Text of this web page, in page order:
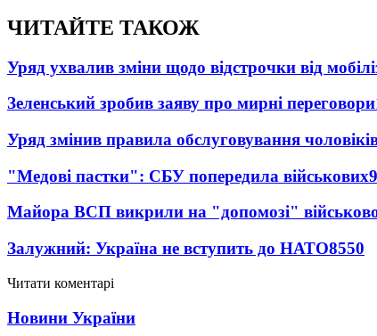
ЧИТАЙТЕ ТАКОЖ
Уряд ухвалив зміни щодо відстрочки від
Зеленський зробив заяву про мирні переговори
Уряд змінив правила обслуговування
"Медові пастки": СБУ попередила військових
Майора ВСП викрили на "допомозі"
Залужний: Україна не вступить до НАТО8550
Читати коментарі
Новини України